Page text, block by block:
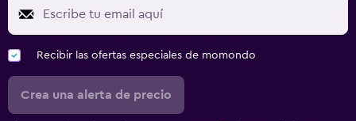
Recibir las ofertas especiales de momondo
Crea una alerta de precio